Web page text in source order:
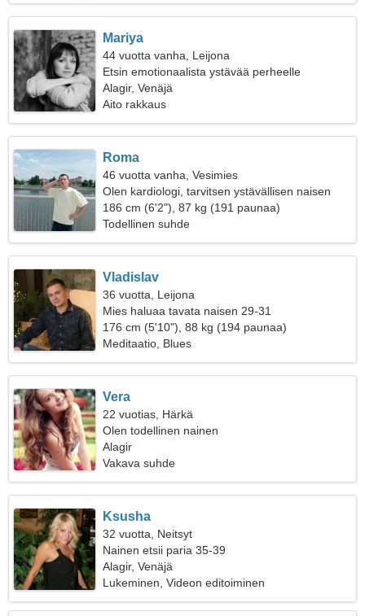
Mariya
44 vuotta vanha, Leijona
Etsin emotionaalista ystävää perheelle
Alagir, Venäjä
Aito rakkaus
Roma
46 vuotta vanha, Vesimies
Olen kardiologi, tarvitsen ystävällisen naisen
186 cm (6'2"), 87 kg (191 paunaa)
Todellinen suhde
Vladislav
36 vuotta, Leijona
Mies haluaa tavata naisen 29-31
176 cm (5'10"), 88 kg (194 paunaa)
Meditaatio, Blues
Vera
22 vuotias, Härkä
Olen todellinen nainen
Alagir
Vakava suhde
Ksusha
32 vuotta, Neitsyt
Nainen etsii paria 35-39
Alagir, Venäjä
Lukeminen, Videon editoiminen